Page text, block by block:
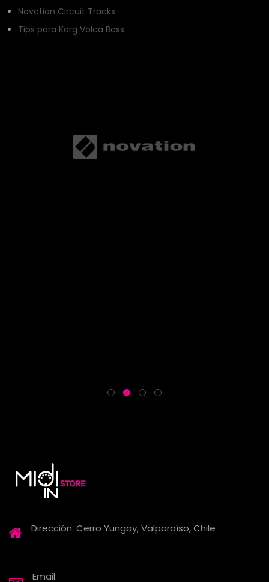
Novation Circuit Tracks
Tips para Korg Volca Bass
Dirección: Cerro Yungay, Valparaíso, Chile
Email: